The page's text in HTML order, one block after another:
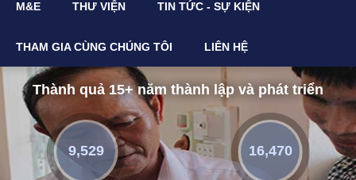
M&E THƯ VIỆN TIN TỨC - SỰ KIỆN
THAM GIA CÙNG CHÚNG TÔI LIÊN HỆ
Thành quả 15+ năm thành lập và phát triển
9,529 16,470